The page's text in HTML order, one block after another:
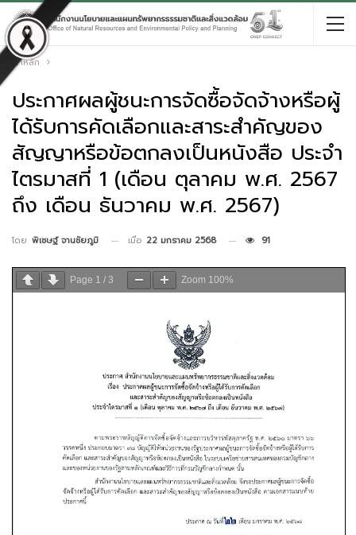
หน้าหลัก
ประกาศผลผู้ชนะการจัดซื้อจัดจ้างหรือผู้
ได้รับการคัดเลือกและสาระสำคัญของ
สัญญาหรือข้อตกลงเป็นหนังสือ ประจำ
ไตรมาสที่ 1 (เดือน ตุลาคม พ.ศ. 2567
ถึง เดือน ธันวาคม พ.ศ. 2567)
โดย พิเชษฐ์ จานชัยภูมิ เมื่อ 22 มกราคม 2568 91
Page 1 / 3 Zoom 100%